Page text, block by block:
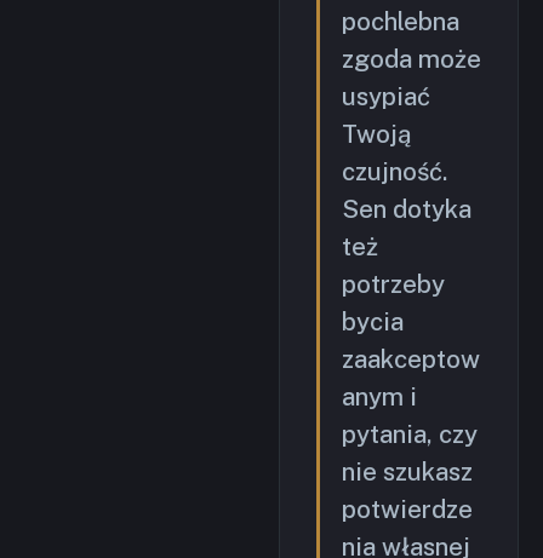
pochlebna
zgoda może
usypiać
Twoją
czujność.
Sen dotyka
też
potrzeby
bycia
zaakceptow
anym i
pytania, czy
nie szukasz
potwierdze
nia własnej